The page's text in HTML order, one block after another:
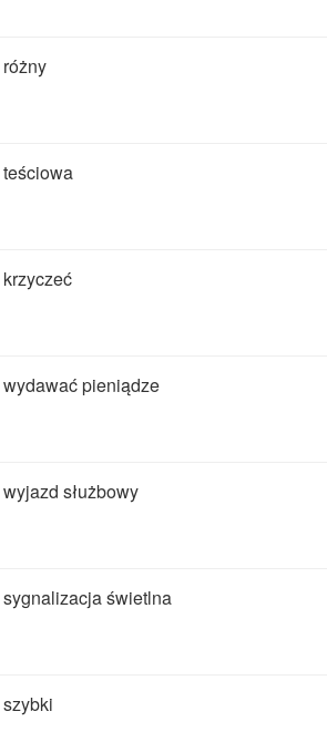
różny
teściowa
krzyczeć
wydawać pieniądze
wyjazd służbowy
sygnalizacja świetlna
szybki